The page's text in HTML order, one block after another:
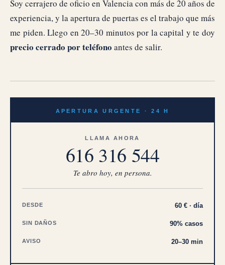
Soy cerrajero de oficio en Valencia con más de 20 años de
experiencia, y la apertura de puertas es el trabajo que más
me piden. Llego en 20–30 minutos por la capital y te doy
precio cerrado por teléfono antes de salir.
APERTURA URGENTE · 24 H
LLAMA AHORA
616 316 544
Te abro hoy, en persona.
DESDE 60 € · día
SIN DAÑOS 90% casos
AVISO 20–30 min